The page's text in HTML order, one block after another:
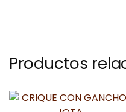
Productos